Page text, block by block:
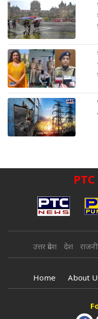
उत्तर प्रदेश देश
Home About